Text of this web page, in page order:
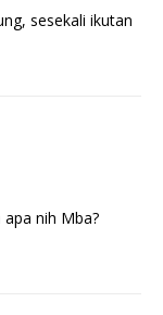
sesekali ikutan
nih Mba?